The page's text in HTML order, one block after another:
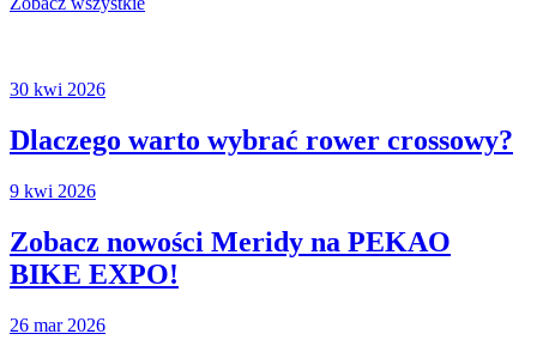
30 kwi 2026
Dlaczego warto wybrać rower crossowy?
9 kwi 2026
Zobacz nowości Meridy na PEKAO
BIKE EXPO!
26 mar 2026